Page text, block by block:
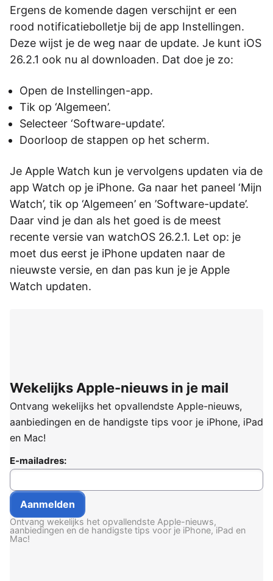
Ergens de komende dagen verschijnt er een
rood notificatiebolletje bij de app Instellingen.
Deze wijst je de weg naar de update. Je kunt iOS
26.2.1 ook nu al downloaden. Dat doe je zo:
Open de Instellingen-app.
Tik op ‘Algemeen’.
Selecteer ‘Software-update’.
Doorloop de stappen op het scherm.
Je Apple Watch kun je vervolgens updaten via de
app Watch op je iPhone. Ga naar het paneel ‘Mijn
Watch’, tik op ‘Algemeen’ en ’Software-update’.
Daar vind je dan als het goed is de meest
recente versie van watchOS 26.2.1. Let op: je
moet dus eerst je iPhone updaten naar de
nieuwste versie, en dan pas kun je je Apple
Watch updaten.
Wekelijks Apple-nieuws in je mail
Ontvang wekelijks het opvallendste Apple-nieuws,
aanbiedingen en de handigste tips voor je iPhone, iPad
en Mac!
E-mailadres:
Ontvang wekelijks het opvallendste Apple-nieuws,
aanbiedingen en de handigste tips voor je iPhone, iPad en
Mac!